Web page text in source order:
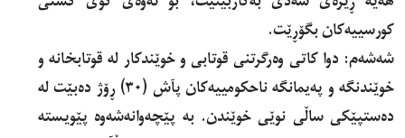
کورسییەکان بگۆڕێت.
شەشەم: دوا کاتی وەرگرتنی قوتابی و خوێندکار لە قوتابخانە و
خوێندنگە و پەیمانگە ناحکومییەکان پآش (٣٠) ڕۆژ دەبێت لە
دەستپێکی ساڵی نوێی خوێندن. بە پێچەوانەشەوە پێویستە